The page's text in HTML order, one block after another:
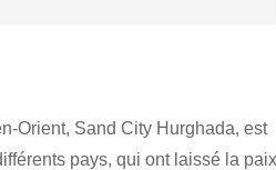
Orient, Sand City Hurghada, est
pays, qui ont laissé la paix